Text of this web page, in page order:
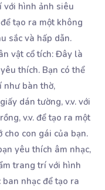
với hình ảnh siêu
tạo ra một không
sắc và hấp dẫn.
vật cổ tích: Đây là
thích. Bạn có thể
như bàn thờ,
dán tường, v.v. với
v.v. để tạo ra một
con gái của bạn.
yêu thích âm nhạc,
trang trí với hình
ban nhạc để tạo ra